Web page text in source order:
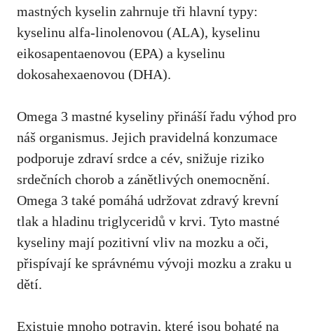
mastných kyselin zahrnuje tři hlavní typy:
kyselinu alfa-linolenovou (ALA), kyselinu
eikosapentaenovou (EPA) a kyselinu
dokosahexaenovou (DHA).
Omega 3 mastné kyseliny přináší řadu výhod pro
náš organismus. Jejich pravidelná konzumace
podporuje zdraví srdce a cév, snižuje riziko
srdečních chorob a zánětlivých onemocnění.
Omega 3 také pomáhá udržovat zdravý krevní
tlak a hladinu triglyceridů v krvi. Tyto mastné
kyseliny mají pozitivní vliv na mozku a oči,
přispívají ke správnému vývoji mozku a zraku u
dětí.
Existuje mnoho potravin, které jsou bohaté na